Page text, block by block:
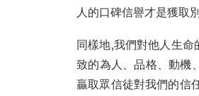
人的口碑信譽才是獲取
同樣地,我們對他人生
致的為人、品格、動機
贏取眾信徒對我們的信